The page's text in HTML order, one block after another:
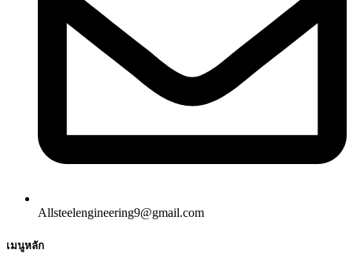
Allsteelengineering9@gmail.com
เมนูหลัก